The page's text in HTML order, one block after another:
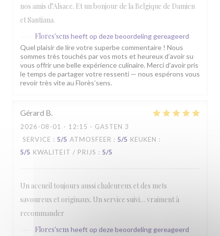
nos amis d’Alsace. Et un bonjour de la Belgique de Damien
et Santiana.
Flores'sens heeft op deze beoordeling gereageerd
Quel plaisir de lire votre superbe commentaire ! Nous
sommes très touchés par vos mots et heureux d’avoir su
vous offrir une belle expérience culinaire. Merci d’avoir pris
le temps de partager votre ressenti — nous espérons vous
revoir très vite au Florès’sens.
Gérard B
2026-08-01 - 12:15 - GASTEN 3
SERVICE : 5/5 ATMOSFEER : 5/5 KEUKEN :
5/5 KWALITEIT / PRIJS : 5/5
Un accueil toujours aussi chaleureux et des mets
savoureux et originaux. Un service suivi… vraiment à
recommander
Flores'sens heeft op deze beoordeling gereageerd